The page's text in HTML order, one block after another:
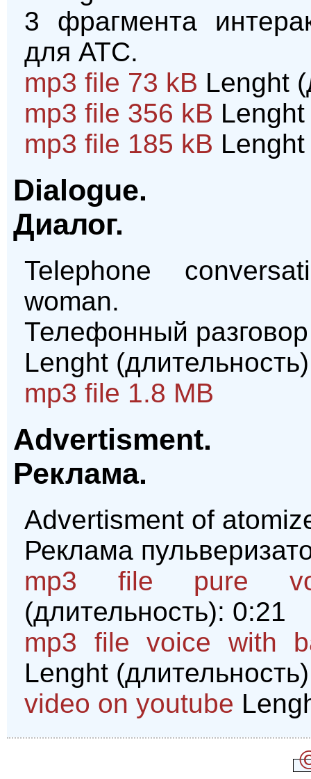
3 фрагмента
для АТС.
mp3 file 73 kB Lenght
mp3 file 356 kB
mp3 file 185 kB
Dialogue.
Диалог.
Telephone
woman.
Телефонный
Lenght
mp3 file 1.8 MB
Advertisment.
Реклама.
Advertisment of
Реклама
mp3 file pure
(длительность): 0:21
mp3 file voice with
Lenght
video on youtube